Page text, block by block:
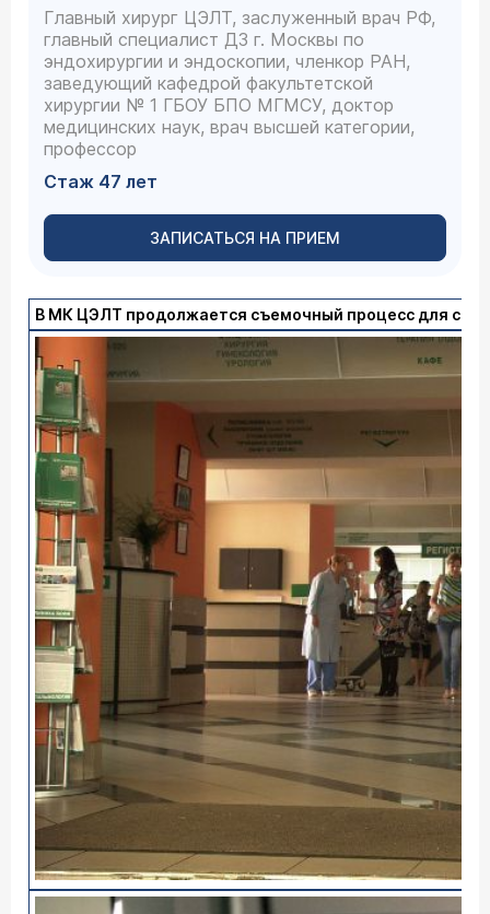
Главный хирург ЦЭЛТ, заслуженный врач РФ,
главный специалист ДЗ г. Москвы по
эндохирургии и эндоскопии, членкор РАН,
заведующий кафедрой факультетской
хирургии № 1 ГБОУ БПО МГМСУ, доктор
медицинских наук, врач высшей категории,
профессор
Стаж 47 лет
ЗАПИСАТЬСЯ НА ПРИЕМ
В МК ЦЭЛТ продолжается съемочный процесс для